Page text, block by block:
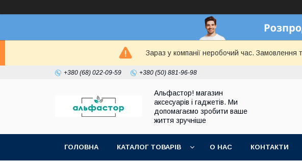
Зараз у компанії неробочий час. Замовлення
+380 (68) 022-09-59 +380 (50) 881-96-98
Альфастор! магазин
аксесуарів і гаджетів. Ми
допомагаємо зробити ваше
життя зручніше
ГОЛОВНА КАТАЛОГ ТОВАРІВ О НАС КОНТАКТИ